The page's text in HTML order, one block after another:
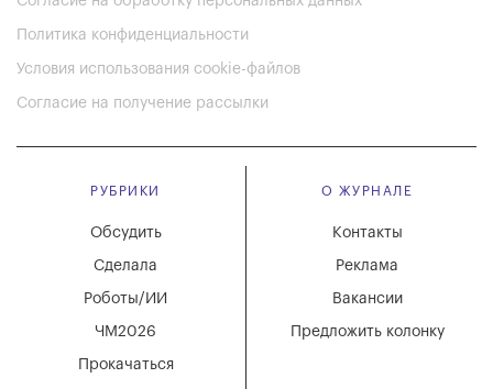
Политика конфиденциальности
Условия использования cookie-файлов
Согласие на получение рассылки
РУБРИКИ
Обсудить
Сделала
Роботы/ИИ
ЧМ2026
Прокачаться
О ЖУРНАЛЕ
Вакансии
Реклама
Контакты
Предложить колонку